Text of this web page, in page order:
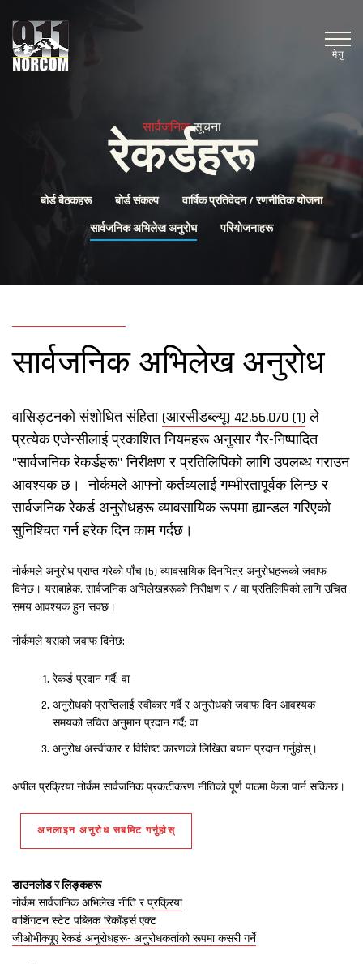
मेनु
सार्वजनिकसूचना
रेकर्डहरू
बोर्ड बैठकहरू बोर्ड संकल्प वार्षिक प्रतिवेदन / रणनीतिक योजना
सार्वजनिक अभिलेख अनुरोध परियोजनाहरू
सार्वजनिक अभिलेख अनुरोध
वासिङ्टनको संशोधित संहिता (आरसीडब्ल्यू) 42.56.070 (1) ले
प्रत्येक एजेन्सीलाई प्रकाशित नियमहरू अनुसार गैर-निष्पादित
"सार्वजनिक रेकर्डहरू" निरीक्षण र प्रतिलिपिको लागि उपलब्ध गराउन
आवश्यक छ। नोर्कमले आफ्नो कर्तव्यलाई गम्भीरतापूर्वक लिन्छ र
सार्वजनिक रेकर्ड अनुरोधहरू व्यावसायिक रूपमा ह्यान्डल गरिएको
सुनिश्चित गर्न हरेक दिन काम गर्दछ।
नोर्कमले अनुरोध प्राप्त गरेको पाँच (5) व्यावसायिक दिनभित्र अनुरोधहरूको जवाफ
दिनेछ। यसबाहेक, सार्वजनिक अभिलेखहरूको निरीक्षण र / वा प्रतिलिपिको लागि उचित
समय आवश्यक हुन सक्छ।
नोर्कमले यसको जवाफ दिनेछ:
रेकर्ड प्रदान गर्दै; वा
अनुरोधको प्राप्तिलाई स्वीकार गर्दै र अनुरोधको जवाफ दिन आवश्यक
समयको उचित अनुमान प्रदान गर्दै; वा
अनुरोध अस्वीकार र विशिष्ट कारणको लिखित बयान प्रदान गर्नुहोस्।
अपील प्रक्रिया नोर्कम सार्वजनिक प्रकटीकरण नीतिको पूर्ण पाठमा फेला पार्न सकिन्छ।
अनलाइन अनुरोध सबमिट गर्नुहोस्
डाउनलोड र लिङ्कहरू
नोर्कम सार्वजनिक अभिलेख नीति र प्रक्रिया
वाशिंगटन स्टेट पब्लिक रिकॉर्ड्स एक्ट
जीओभीक्यूए रेकर्ड अनुरोधहरू- अनुरोधकर्ताको रूपमा कसरी गर्ने